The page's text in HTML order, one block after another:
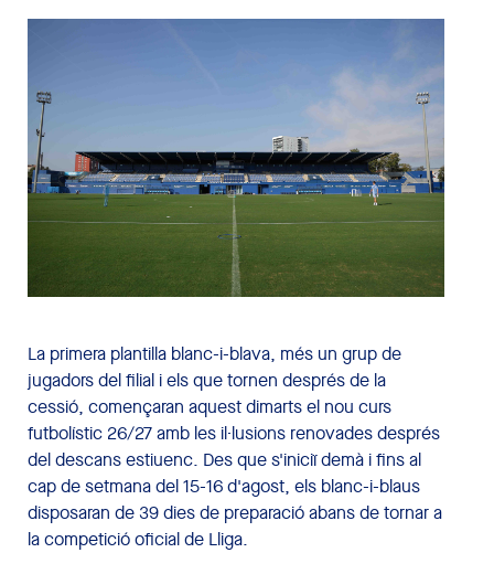
La primera plantilla blanc-i-blava, més un grup de
jugadors del filial i els que tornen després de la
cessió, començaran aquest dimarts el nou curs
futbolístic 26/27 amb les il·lusions renovades després
del descans estiuenc. Des que s'iniciï demà i fins al
cap de setmana del 15-16 d'agost, els blanc-i-blaus
disposaran de 39 dies de preparació abans de tornar a
la competició oficial de Lliga.